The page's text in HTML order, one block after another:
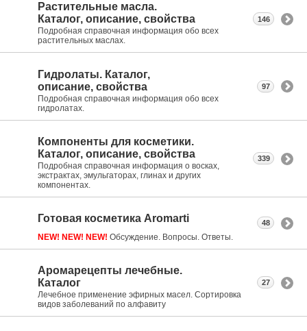
Растительные масла.
Каталог, описание, свойства
Подробная справочная информация обо всех
растительных маслах.
146
Гидролаты. Каталог,
описание, свойства
Подробная справочная информация обо всех
гидролатах.
97
Компоненты для косметики.
Каталог, описание, свойства
Подробная справочная информация о восках,
экстрактах, эмульгаторах, глинах и других
компонентах.
339
Готовая косметика Aromarti
NEW! NEW! NEW! Обсуждение. Вопросы. Ответы.
48
Аромарецепты лечебные.
Каталог
Лечебное применение эфирных масел. Сортировка
видов заболеваний по алфавиту
27